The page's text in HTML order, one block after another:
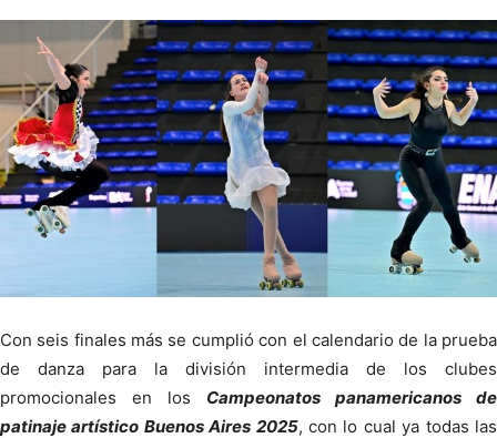
Con seis finales más se cumplió con el calendario de la prueba
de danza para la división intermedia de los clubes
promocionales en los Campeonatos panamericanos de
patinaje artístico Buenos Aires 2025, con lo cual ya todas las